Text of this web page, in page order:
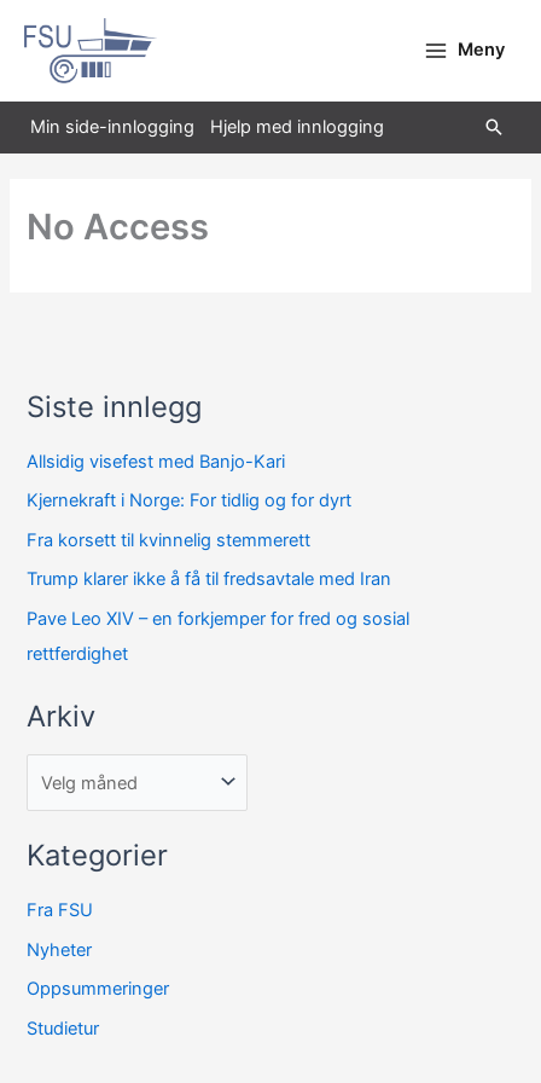
rett
innholdet
Meny
Min side-innlogging Hjelp med innlogging Søk
No Access
Siste innlegg
Allsidig visefest med Banjo-Kari
Kjernekraft i Norge: For tidlig og for dyrt
Fra korsett til kvinnelig stemmerett
Trump klarer ikke å få til fredsavtale med Iran
Pave Leo XIV – en forkjemper for fred og sosial
rettferdighet
Arkiv
A
k
i
v
Kategorier
Fra FSU
Nyheter
Oppsummeringer
Studietur